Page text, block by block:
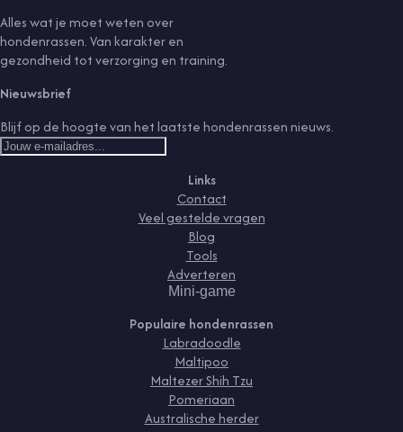
Alles wat je moet weten over
hondenrassen. Van karakter en
gezondheid tot verzorging en training.
Nieuwsbrief
Blijf op de hoogte van het laatste hondenrassen nieuws.
Links
Contact
Veel gestelde vragen
Blog
Tools
Adverteren
Mini-game
Populaire hondenrassen
Labradoodle
Maltipoo
Maltezer Shih Tzu
Pomeriaan
Australische herder